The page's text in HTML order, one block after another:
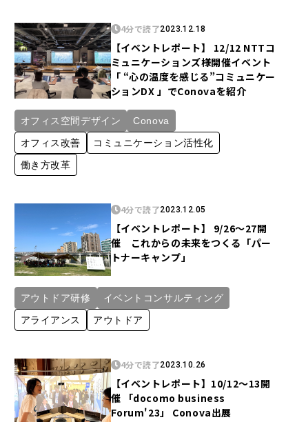
4分で読了2023.12.18
【イベントレポート】 12/12 NTTコ
ミュニケーションズ様開催イベント
「 “心の温度を感じる”コミュニケー
ションDX 」でConovaを紹介
オフィス空間デザイン
Conova
オフィス改善
コミュニケーション活性化
働き方改革
4分で読了2023.12.05
【イベントレポート】 9/26～27開
催 これからの未来をつくる「パー
トナーキャンプ」
アウトドア研修
イベントコンサルティング
アライアンス
アウトドア
4分で読了2023.10.26
【イベントレポート】10/12～13開
催 「docomo business
Forum'23」 Conova出展